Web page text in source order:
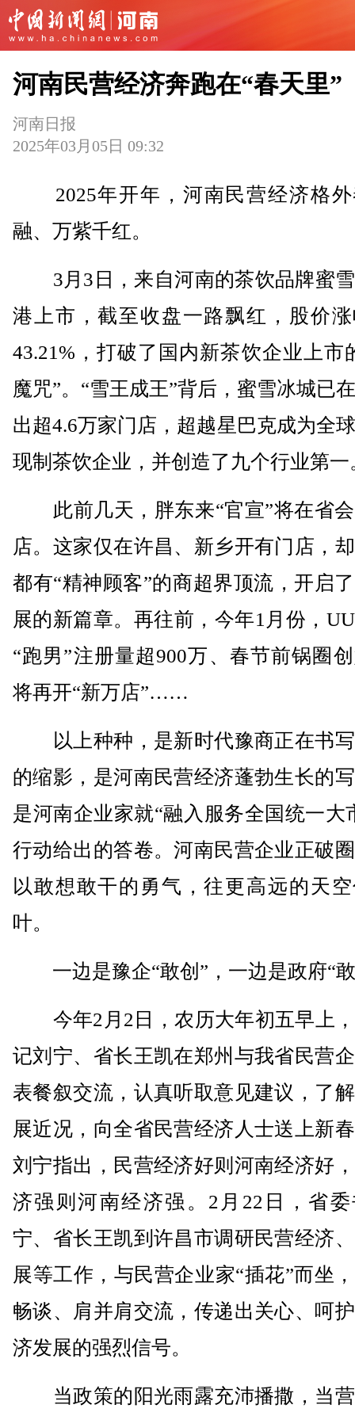
河南民营经济奔跑在“春天里”
河南日报
2025年03月05日 09:32
2025年开年，河南民营经济格外
融、万紫千红。
3月3日，来自河南的茶饮品牌蜜
港上市，截至收盘一路飘红，股价
43.21%，打破了国内新茶饮企业上市
魔咒”。“雪王成王”背后，蜜雪冰城已
出超4.6万家门店，超越星巴克成为全
现制茶饮企业，并创造了九个行业第一
此前几天，胖东来“官宣”将在省
店。这家仅在许昌、新乡开有门店，
都有“精神顾客”的商超界顶流，开启
展的新篇章。再往前，今年1月份，
“跑男”注册量超900万、春节前锅圈
将再开“新万店”……
以上种种，是新时代豫商正在书
的缩影，是河南民营经济蓬勃生长的
是河南企业家就“融入服务全国统一大
行动给出的答卷。河南民营企业正破
以敢想敢干的勇气，往更高远的天
叶。
一边是豫企“敢创”，一边是政府“
今年2月2日，农历大年初五早上
记刘宁、省长王凯在郑州与我省民营
表餐叙交流，认真听取意见建议，了
展近况，向全省民营经济人士送上新
刘宁指出，民营经济好则河南经济好
济强则河南经济强。2月22日，省
宁、省长王凯到许昌市调研民营经济
展等工作，与民营企业家“插花”而坐
畅谈、肩并肩交流，传递出关心、呵
济发展的强烈信号。
当政策的阳光雨露充沛播撒，当